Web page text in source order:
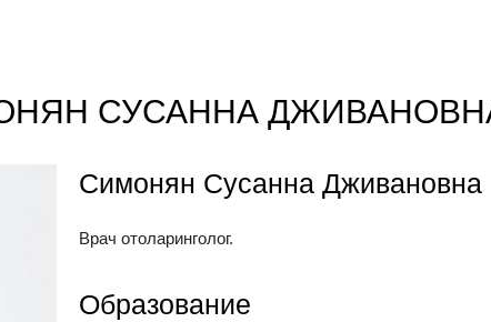
СУСАННА
Симонян Сусанна Дживановна
Врач отоларинголог.
Образование